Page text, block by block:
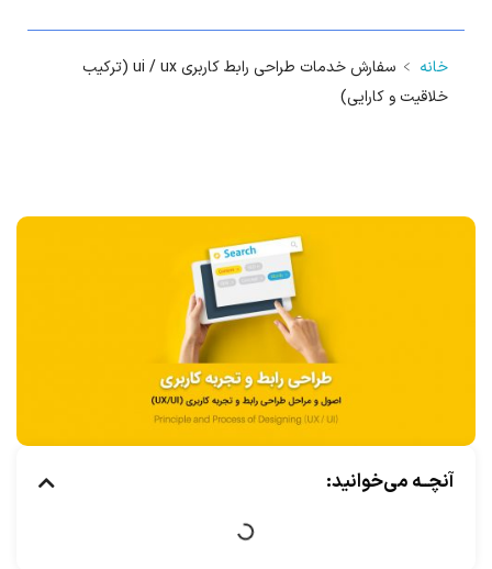
خانه ﹥
سفارش خدمات طراحی رابط کاربری ui / ux (ترکیب
خلاقیت و کارایی)
آنچــه می‌خوانید: